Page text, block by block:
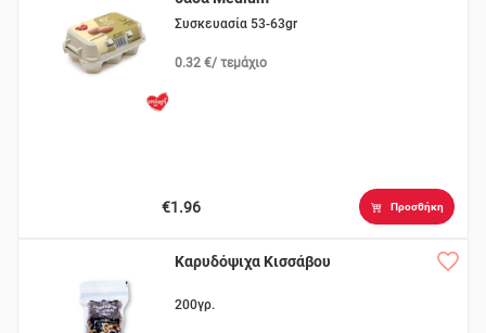
Συσκευασία 53-63gr
0.32 €/ τεμάχιο
€1.96 Προσθήκη
Καρυδόψιχα Κισσάβου
200γρ.